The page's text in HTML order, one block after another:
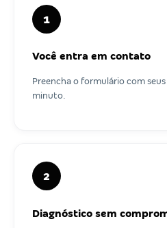
1
Você entra em contato
Preencha o formulário com
minuto.
2
Diagnóstico sem